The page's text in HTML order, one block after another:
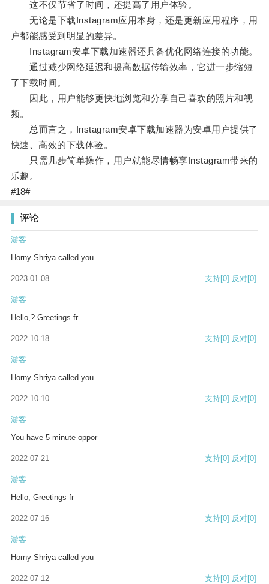
这不仅节省了时间，还提高了用户体验。
无论是下载Instagram应用本身，还是更新应用程序，用
户都能感受到明显的差异。
Instagram安卓下载加速器还具备优化网络连接的功能。
通过减少网络延迟和提高数据传输效率，它进一步缩短
了下载时间。
因此，用户能够更快地浏览和分享自己喜欢的照片和视
频。
总而言之，Instagram安卓下载加速器为安卓用户提供了
快速、高效的下载体验。
只需几步简单操作，用户就能尽情畅享Instagram带来的
乐趣。
#18#
评论
游客
Horny Shriya called you
2023-01-08 支持[0] 反对[0]
游客
Hello,? Greetings fr
2022-10-18 支持[0] 反对[0]
游客
Horny Shriya called you
2022-10-10 支持[0] 反对[0]
游客
You have 5 minute oppor
2022-07-21 支持[0] 反对[0]
游客
Hello, Greetings fr
2022-07-16 支持[0] 反对[0]
游客
Horny Shriya called you
2022-07-12 支持[0] 反对[0]